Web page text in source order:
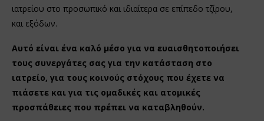
ιατρείου στο προσωπικό και ιδιαίτερα σε επίπεδο τζίρου,
και εξόδων.
Αυτό είναι ένα καλό μέσο για να ευαισθητοποιήσει
τους συνεργάτες σας για την κατάσταση στο
ιατρείο, για τους κοινούς στόχους που έχετε να
πιάσετε και για τις ομαδικές και ατομικές
προσπάθειες που πρέπει να καταβληθούν.